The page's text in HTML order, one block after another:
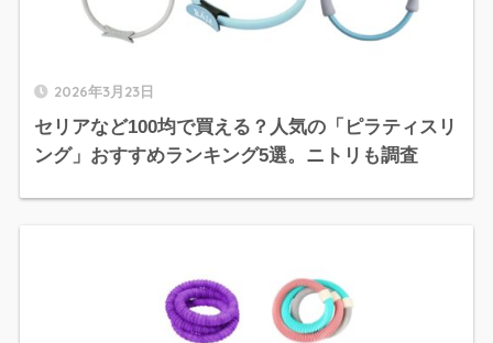
2026年3月23日
セリアなど100均で買える？人気の「ピラティスリ
ング」おすすめランキング5選。ニトリも調査